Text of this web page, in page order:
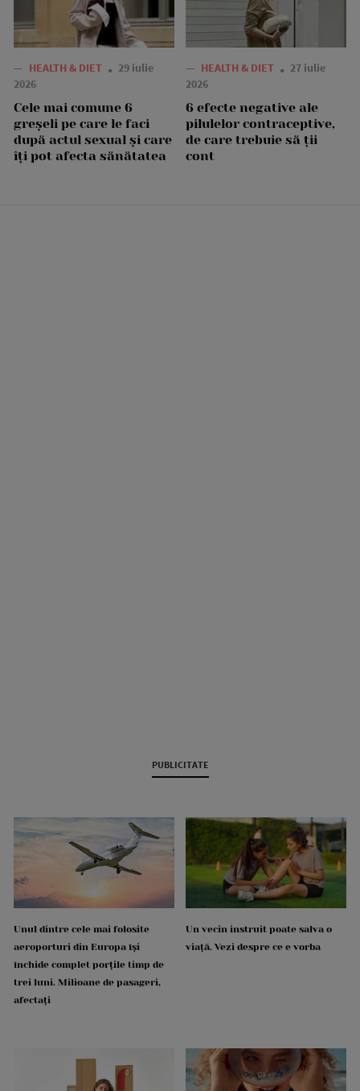
— HEALTH & DIET
29 iulie
2026
Cele mai comune 6
greșeli pe care le faci
după actul sexual și care
îți pot afecta sănătatea
— HEALTH & DIET
27 iulie
2026
6 efecte negative ale
pilulelor contraceptive,
de care trebuie să ții
cont
PUBLICITATE
Unul dintre cele mai folosite
aeroporturi din Europa își
închide complet porțile timp de
trei luni. Milioane de pasageri,
afectați
Un vecin instruit poate salva o
viață. Vezi despre ce e vorba